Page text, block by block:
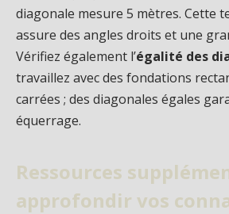
diagonale mesure 5 mètres. Cette
assure des angles droits et une
Vérifiez également l’égalité des
travaillez avec des fondations
carrées ; des diagonales égales
équerrage.
Ressources
approfondir vos